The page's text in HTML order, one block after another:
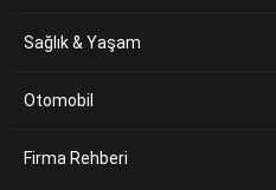
Sağlık & Yaşam
Otomobil
Firma Rehberi